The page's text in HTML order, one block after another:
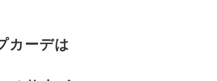
カーデは